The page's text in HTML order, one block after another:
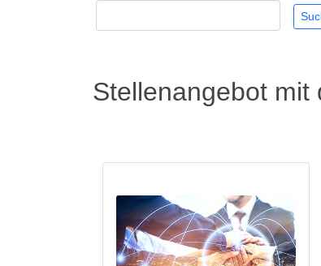
Stellenangebot mit